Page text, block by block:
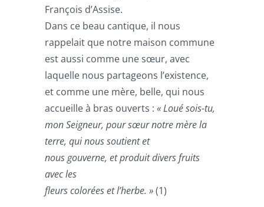
François d’Assise.
Dans ce beau cantique, il nous
rappelait que notre maison commune
est aussi comme une sœur, avec
laquelle nous partageons l’existence,
et comme une mère, belle, qui nous
accueille à bras ouverts :« Loué sois-tu,
mon Seigneur, pour sœur notre mère la
terre, qui nous soutient et
nous gouverne, et produit divers fruits
avec les
fleurs colorées et l’herbe. »(1)